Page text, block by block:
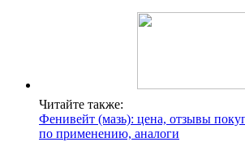
Читайте также:
Фенивейт (мазь): цена, отзывы
по применению, аналоги